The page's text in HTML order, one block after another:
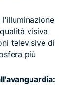
l'illuminazione
visiva
televisive di
più